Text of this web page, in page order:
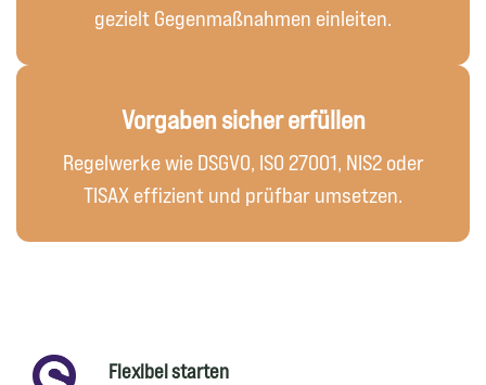
gezielt Gegenmaßnahmen einleiten.
Vorgaben sicher erfüllen
Regelwerke wie DSGVO, ISO 27001, NIS2 oder
TISAX effizient und prüfbar umsetzen.
Flexibel starten